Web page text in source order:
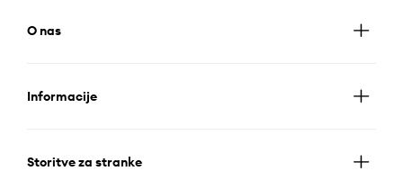
O nas
Informacije
Storitve za stranke